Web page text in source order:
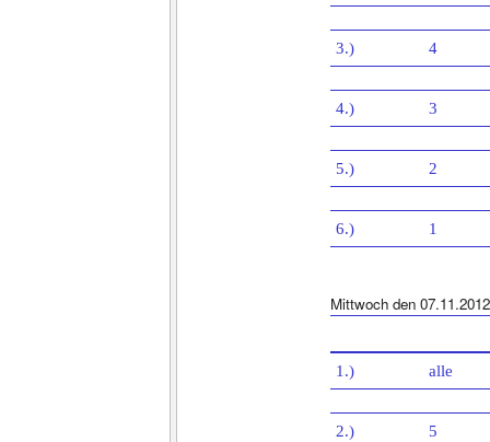
3.) 4
4.) 3
5.) 2
6.) 1
Mittwoch den 07.11.2012
1.) alle
2.) 5